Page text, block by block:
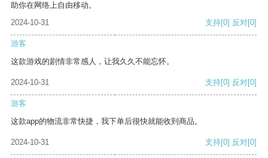
助你在网络上自由移动。
2024-10-31
支持[0] 反对[0]
游客
这款游戏的剧情非常感人，让我久久不能忘怀。
2024-10-31 支持[0] 反对[0]
游客
这款app的物流非常快捷，我下单后很快就能收到商品。
2024-10-31 支持[0] 反对[0]